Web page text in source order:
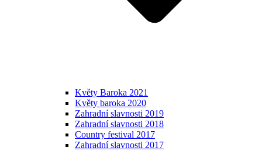
Květy Baroka 2021
Květy baroka 2020
Zahradní slavnosti 2019
Zahradní slavnosti 2018
Country festival 2017
Zahradní slavnosti 2017